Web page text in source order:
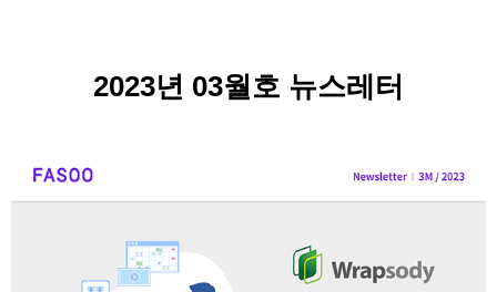
2023년 03월호 뉴스레터